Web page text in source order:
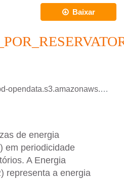
Baixar
ear_reservatorio_di/EAR_DIARIO_RESERVATORIOS_2026.xlsx
de energia
em periodicidade
A Energia
representa a energia